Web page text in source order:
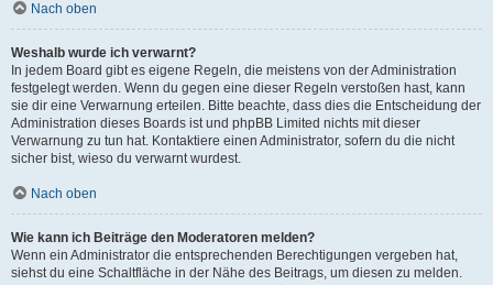
Nach oben
Weshalb wurde ich verwarnt?
In jedem Board gibt es eigene Regeln, die meistens von der Administration
festgelegt werden. Wenn du gegen eine dieser Regeln verstoßen hast, kann
sie dir eine Verwarnung erteilen. Bitte beachte, dass dies die Entscheidung der
Administration dieses Boards ist und phpBB Limited nichts mit dieser
Verwarnung zu tun hat. Kontaktiere einen Administrator, sofern du die nicht
sicher bist, wieso du verwarnt wurdest.
Nach oben
Wie kann ich Beiträge den Moderatoren melden?
Wenn ein Administrator die entsprechenden Berechtigungen vergeben hat,
siehst du eine Schaltfläche in der Nähe des Beitrags, um diesen zu melden.